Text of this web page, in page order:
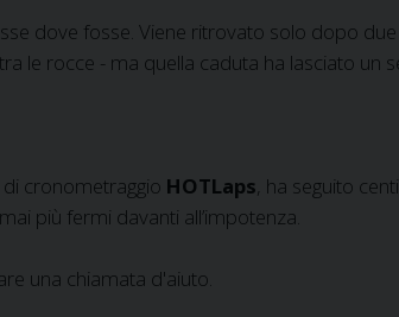
dove fosse. Viene ritrovato solo dopo
le rocce - ma quella caduta ha lasciato un
cronometraggio HOTLaps, ha seguito
più fermi davanti all’impotenza.
una chiamata d'aiuto.